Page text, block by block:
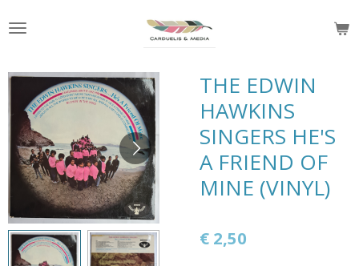
direct
de
hoofdinhoud
THE EDWIN
HAWKINS
SINGERS HE'S
A FRIEND OF
MINE (VINYL)
€ 2,50